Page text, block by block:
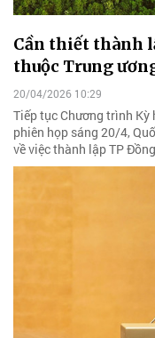
Cần thiết thành
thuộc Trung
20/04/2026 10:29
Tiếp tục Chương trình Kỳ
phiên họp sáng 20/4,
về việc thành lập TP